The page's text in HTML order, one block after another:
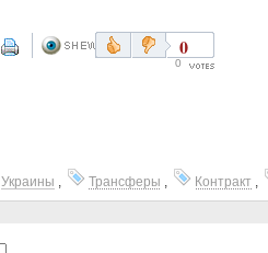
0
0
Украины Трансферы Контракт